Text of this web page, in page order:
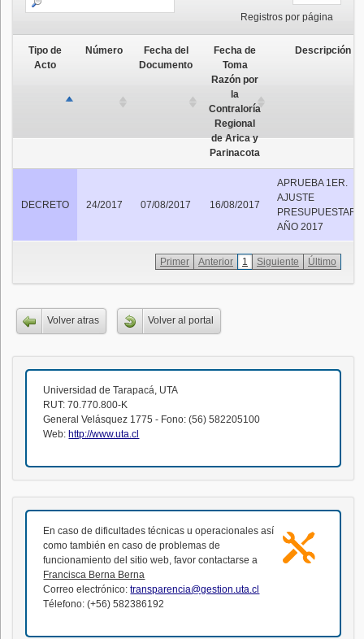
Registros por página
Tipo de
Acto
Número
Fecha del
Documento
Fecha de
Toma
Razón por
la
Contraloría
Regional
de Arica y
Parinacota
Descripción
DECRETO 24/2017 07/08/2017 16/08/2017
APRUEBA 1ER.
AJUSTE
AÑO 2017
Primer Anterior 1 Siguiente Último
Volver atras Volver al portal
Universidad de Tarapacá, UTA
RUT: 70.770.800-K
General Velásquez 1775 - Fono: (56) 582205100
Web: http://www.uta.cl
En caso de dificultades técnicas u operacionales así
como también en caso de problemas de
funcionamiento del sitio web, favor contactarse a
Francisca Berna Berna
Correo electrónico:transparencia@gestion.uta.cl
Télefono: (+56) 582386192